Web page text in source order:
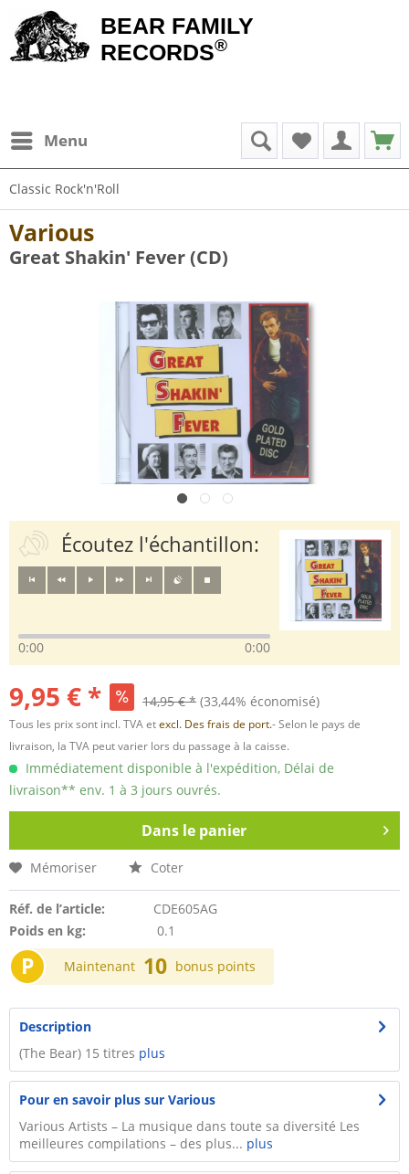
BEAR FAMILY
RECORDS®
Menu
Classic Rock'n'Roll
Various
Great Shakin' Fever (CD)
Écoutez l'échantillon:
0:00 0:00
9,95 € * 14,95 € * (33,44% économisé)
Tous les prix sont incl. TVA etexcl. Des frais de port.- Selon le pays de
livraison, la TVA peut varier lors du passage à la caisse.
Immédiatement disponible à l'expédition, Délai de
livraison** env. 1 à 3 jours ouvrés.
Dans le panier
Mémoriser Coter
Réf. de l’article:
CDE605AG
Poids en kg:
0.1
P Maintenant 10 bonus points
Description
(The Bear) 15 titres plus
Pour en savoir plus sur Various
Various Artists – La musique dans toute sa diversité Les
meilleures compilations – des plus... plus